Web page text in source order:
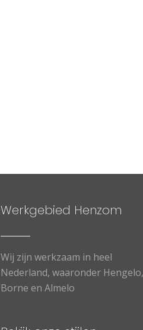
Werkgebied Henzom
Wij zijn werkzaam in heel
Nederland, waaronder Hengelo,
Borne enAlmelo